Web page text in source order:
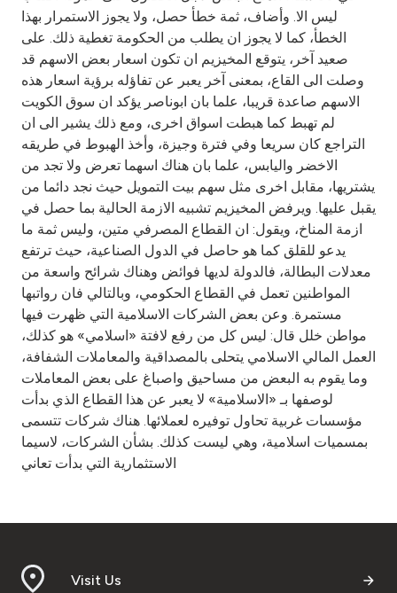
ليس الا. وأضاف، ثمة خطأ حصل، ولا يجوز الاستمرار بهذا
الخطأ، كما لا يجوز ان يطلب من الحكومة تغطية ذلك. على
صعيد آخر، يتوقع المخيزيم ان تكون اسعار بعض الاسهم قد
وصلت الى القاع، بمعنى آخر يعبر عن تفاؤله برؤية اسعار هذه
الاسهم صاعدة قريبا، علما بان ابوناصر يؤكد ان سوق الكويت
لم تهبط كما هبطت اسواق اخرى، ومع ذلك يشير الى ان
التراجع كان سريعا وفي فترة وجيزة، وأخذ الهبوط في طريقه
الاخضر واليابس، علما بان هناك اسهما تعرض ولا تجد من
يشتريها، مقابل اخرى مثل سهم بيت التمويل حيث نجد دائما من
يقبل عليها. ويرفض المخيزيم تشبيه الازمة الحالية بما حصل في
ازمة المناخ، ويقول: ان القطاع المصرفي متين، وليس ثمة ما
يدعو للقلق كما هو حاصل في الدول الصناعية، حيث ترتفع
معدلات البطالة، فالدولة لديها فوائض وهناك شرائح واسعة من
المواطنين تعمل في القطاع الحكومي، وبالتالي فان رواتبها
مستمرة. وعن بعض الشركات الاسلامية التي ظهرت فيها
مواطن خلل قال: ليس كل من رفع لافتة «اسلامي» هو كذلك،
العمل المالي الاسلامي يتحلى بالمصداقية والمعاملات الشفافة،
وما يقوم به البعض من مساحيق واصباغ على بعض المعاملات
لوصفها بـ «الاسلامية» لا يعبر عن هذا القطاع الذي بدأت
مؤسسات غربية تحاول توفيره لعملائها. هناك شركات تتسمى
بمسميات اسلامية، وهي ليست كذلك. بشأن الشركات، لاسيما
الاستثمارية التي بدأت تعاني
Visit Us